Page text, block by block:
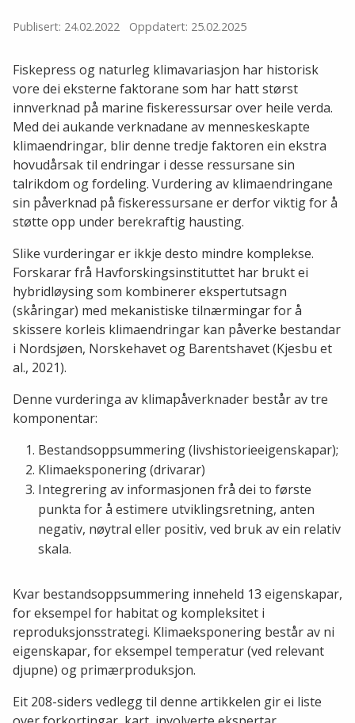
Publisert: 24.02.2022 Oppdatert: 25.02.2025
Fiskepress og naturleg klimavariasjon har historisk
vore dei eksterne faktorane som har hatt størst
innverknad på marine fiskeressursar over heile verda.
Med dei aukande verknadane av menneskeskapte
klimaendringar, blir denne tredje faktoren ein ekstra
hovudårsak til endringar i desse ressursane sin
talrikdom og fordeling. Vurdering av klimaendringane
sin påverknad på fiskeressursane er derfor viktig for å
støtte opp under berekraftig hausting.
Slike vurderingar er ikkje desto mindre komplekse.
Forskarar frå Havforskingsinstituttet har brukt ei
hybridløysing som kombinerer ekspertutsagn
(skåringar) med mekanistiske tilnærmingar for å
skissere korleis klimaendringar kan påverke bestandar
i Nordsjøen, Norskehavet og Barentshavet (Kjesbu et
al., 2021).
Denne vurderinga av klimapåverknader består av tre
komponentar:
Bestandsoppsummering (livshistorieeigenskapar);
Klimaeksponering (drivarar)
Integrering av informasjonen frå dei to første
punkta for å estimere utviklingsretning, anten
negativ, nøytral eller positiv, ved bruk av ein relativ
skala.
Kvar bestandsoppsummering inneheld 13 eigenskapar,
for eksempel for habitat og kompleksitet i
reproduksjonsstrategi. Klimaeksponering består av ni
eigenskapar, for eksempel temperatur (ved relevant
djupne) og primærproduksjon.
Eit 208-siders vedlegg til denne artikkelen gir ei liste